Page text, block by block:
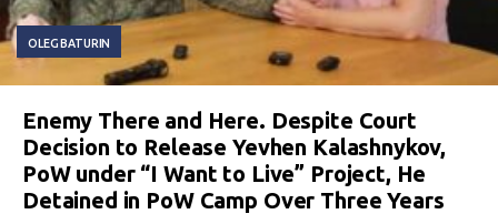
OLEG BATURIN
Enemy There and Here. Despite Court
Decision to Release Yevhen Kalashnykov,
PoW under “I Want to Live” Project, He
Detained in PoW Camp Over Three Years